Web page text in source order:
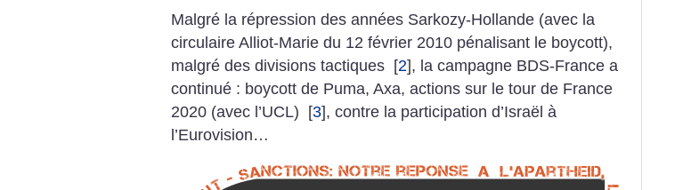
Malgré la répression des années Sarkozy-Hollande (avec la
circulaire Alliot-Marie du 12 février 2010 pénalisant le boycott),
malgré des divisions tactiques [2], la campagne BDS-France a
continué : boycott de Puma, Axa, actions sur le tour de France
2020 (avec l’UCL) [3], contre la participation d’Israël à
l’Eurovision…